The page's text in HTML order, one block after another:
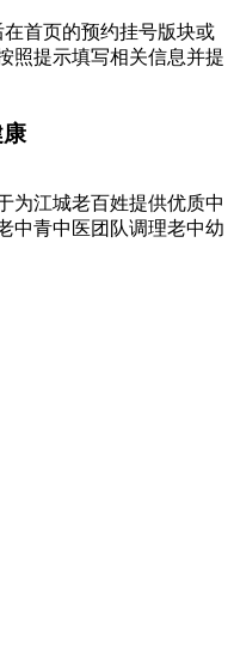
首页的预约挂号版块或
照提示填写相关信息并提
为江城老百姓提供优质中
中青中医团队调理老中幼